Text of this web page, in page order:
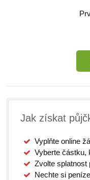
Jak získat
Vyplňte online
Vyberte částku,
Zvolte splatnost
Nechte si